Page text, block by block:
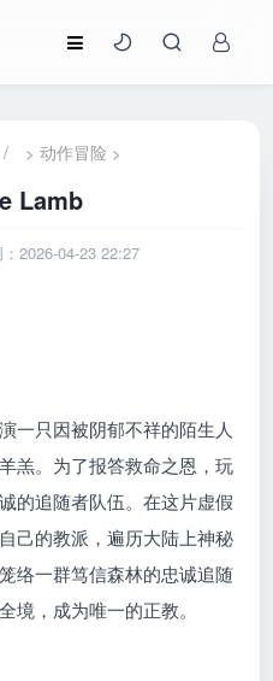
/ >动作冒险 >
Lamb
2026-04-23 22:27
一只因被阴郁不祥的陌生人
羔。为了报答救命之恩，玩
的追随者队伍。在这片虚假
己的教派，遍历大陆上神秘
络一群笃信森林的忠诚追随
境，成为唯一的正教。